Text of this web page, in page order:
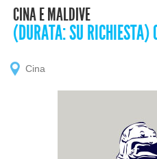
CINA E MALDIVE
(DURATA: SU RICHIESTA)
Cina